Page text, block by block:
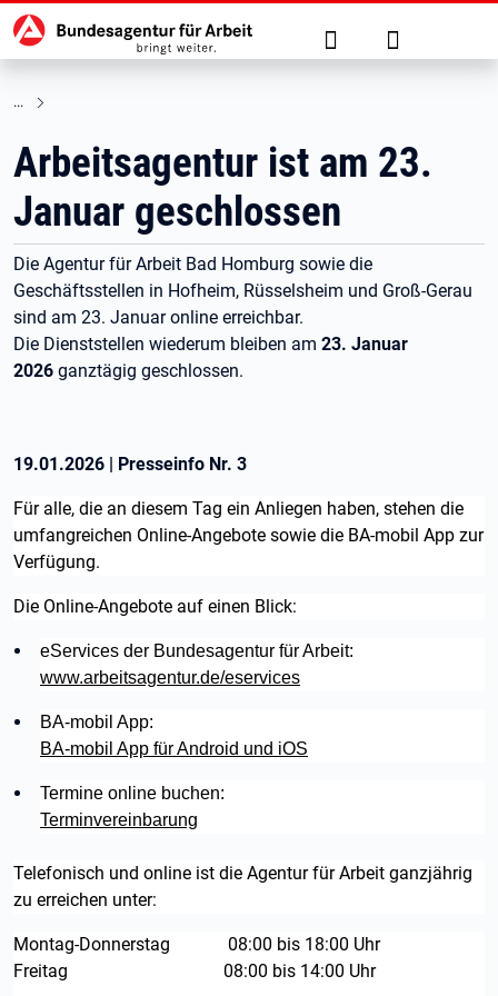
zu den Hauptinhalten springen
Hauptnavigation Suche Anmelden
Arbeitsagentur ist am 23.
Januar geschlossen
Die Agentur für Arbeit Bad Homburg sowie die
Geschäftsstellen in Hofheim, Rüsselsheim und Groß-Gerau
sind am 23. Januar online erreichbar.
Die Dienststellen wiederum bleiben am 23. Januar
2026 ganztägig geschlossen.
19.01.2026 | Presseinfo Nr. 3
Für alle, die an diesem Tag ein Anliegen haben, stehen die
umfangreichen Online-Angebote sowie die BA-mobil App zur
Verfügung.
Die Online-Angebote auf einen Blick:
eServices der Bundesagentur für Arbeit:
www.arbeitsagentur.de/eservices
BA-mobil App:
BA-mobil App für Android und iOS
Termine online buchen:
Terminvereinbarung
Telefonisch und online ist die Agentur für Arbeit ganzjährig
zu erreichen unter:
Montag-Donnerstag 08:00 bis 18:00 Uhr
Freitag 08:00 bis 14:00 Uhr